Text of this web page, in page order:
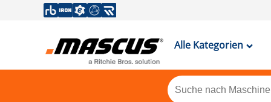
Alle Kategorien